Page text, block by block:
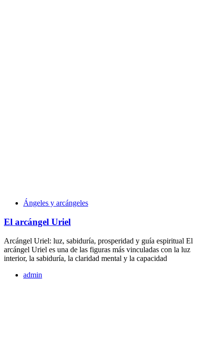
Ángeles y arcángeles
El arcángel Uriel
Arcángel Uriel: luz, sabiduría, prosperidad y guía espiritual El
arcángel Uriel es una de las figuras más vinculadas con la luz
interior, la sabiduría, la claridad mental y la capacidad
admin